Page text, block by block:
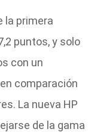
la primera
puntos, y solo
con un
comparación
La nueva HP
de la gama